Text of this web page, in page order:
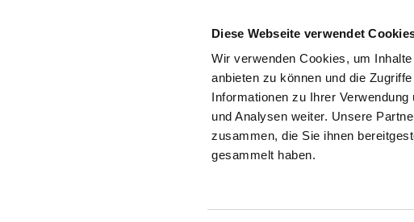
Diese Webseite verwendet
Wir verwenden Cookies, um
anbieten zu können und die
Informationen zu Ihrer
und Analysen weiter. Unsere
zusammen, die Sie ihnen
gesammelt haben.
Startseite der Fachabteilung